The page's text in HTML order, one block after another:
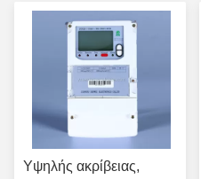
διαχείριση και χρήση
ενέργειας
Υψηλής ακρίβειας,